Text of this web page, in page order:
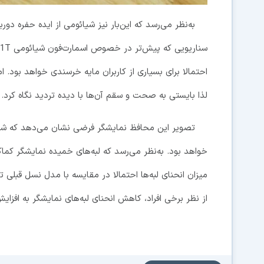
به‌نظر می‌رسد که این‌بار نیز شیائومی از ایده حفره
احتمالا برای بسیاری از کاربران مایه خرسندی خواهد
لذا بایستی به صحت و سقم آن‌ها با دیده تردید نگاه کرد.
خواهد بود. به‌نظر می‌رسد که لبه‌های خمیده نمایشگر
میزان انحنای لبه‌ها احتمالا در مقایسه با مدل نسل
از نظر برخی افراد، کاهش انحنای لبه‌های نمایشگر به